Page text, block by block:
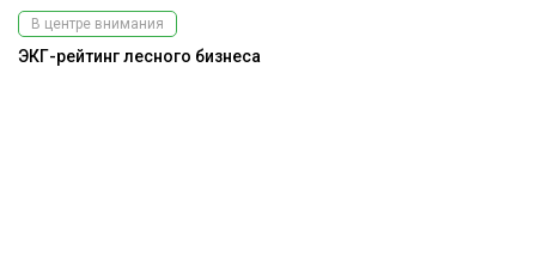
В центре внимания
ЭКГ-рейтинг лесного бизнеса